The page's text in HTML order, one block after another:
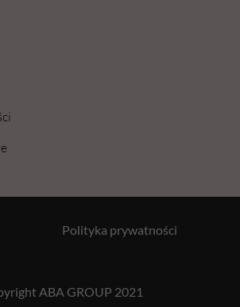
ABA GROUP 2021
Polityka prywatności